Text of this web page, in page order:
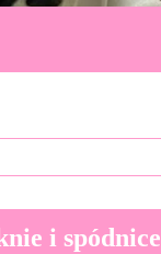
i spódnice